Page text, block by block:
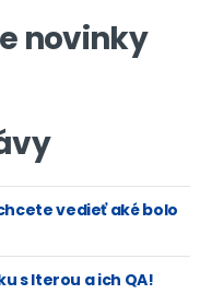
novinky
vedieť aké bolo
s Iterou a ich QA!